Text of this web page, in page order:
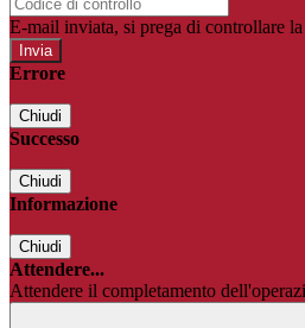
E-mail inviata, si prega di controllare
Errore
Chiudi
Successo
Chiudi
Informazione
Chiudi
Attendere...
Attendere il completamento